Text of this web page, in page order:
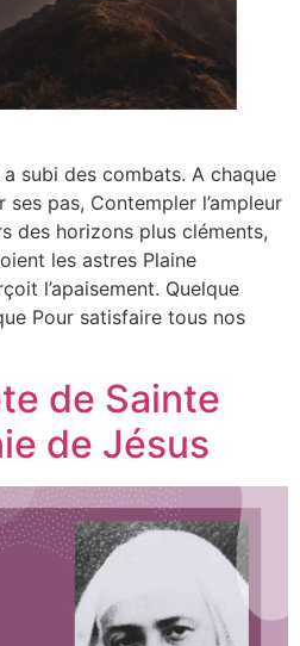
a subi des combats. A chaque
pas, Contempler l’ampleur
des horizons plus cléments,
les astres Plaine
l’apaisement. Quelque
Pour satisfaire tous nos
de Sainte
de Jésus